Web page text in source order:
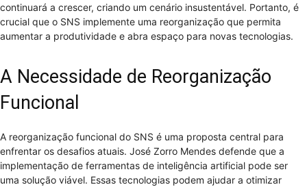
continuará a crescer, criando um cenário insustentável. Portanto, é
crucial que o SNS implemente uma reorganização que permita
aumentar a produtividade e abra espaço para novas tecnologias.
A Necessidade de Reorganização
Funcional
A reorganização funcional do SNS é uma proposta central para
enfrentar os desafios atuais. José Zorro Mendes defende que a
implementação de ferramentas de inteligência artificial pode ser
uma solução viável. Essas tecnologias podem ajudar a otimizar